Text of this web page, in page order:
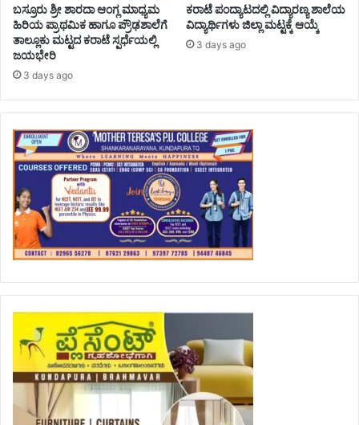
ಬಸ್ರೂರು ಶ್ರೀ ಶಾರದಾ ಆಂಗ್ಲ ಮಾಧ್ಯಮ
ಹಿರಿಯ ಪ್ರಾಥಮಿಕ ಹಾಗೂ ಪ್ರೌಢಶಾಲೆಗೆ
ತಾಲ್ಲೂಕು ಮಟ್ಟದ ಕರಾಟೆ ಸ್ಪರ್ಧೆಯಲ್ಲಿ
ಜಯಭೇರಿ
3 days ago
ಕರಾಟೆ ಪಂದ್ಯಾಟದಲ್ಲಿ ವಿದ್ಯಾರಣ್ಯ ಶಾಲೆಯ
ವಿದ್ಯಾರ್ಥಿಗಳು ಜಿಲ್ಲಾ ಮಟ್ಟಕ್ಕೆ ಆಯ್ಕೆ
3 days ago